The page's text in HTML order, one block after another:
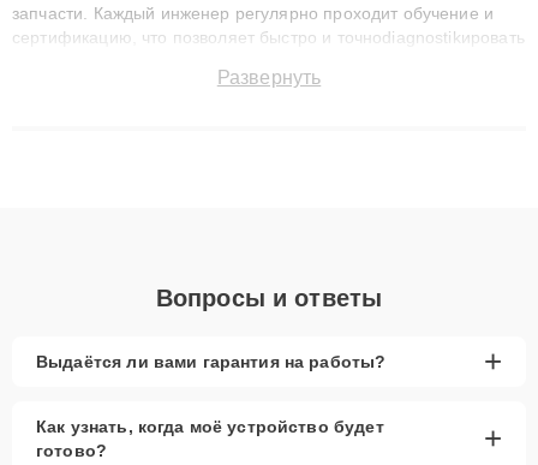
запчасти. Каждый инженер регулярно проходит обучение и
сертификацию, что позволяет быстро и точноdiagnostikировать
до 3 лет. Наши мастера решают сложные случаи: от замены
Развернуть
Вопросы и ответы
Выдаётся ли вами гарантия на работы? +
Как узнать, когда моё устройство будет
готово?
+